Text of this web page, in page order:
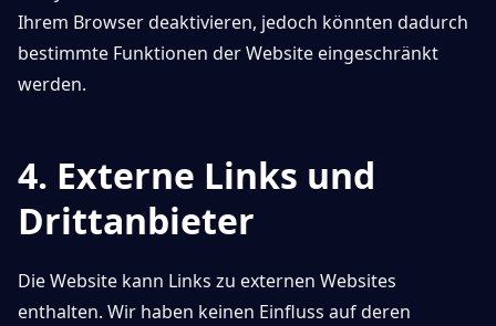
Ihrem Browser deaktivieren, jedoch könnten dadurch
bestimmte Funktionen der Website eingeschränkt
werden.
4. Externe Links und
Drittanbieter
Die Website kann Links zu externen Websites
enthalten. Wir haben keinen Einfluss auf deren